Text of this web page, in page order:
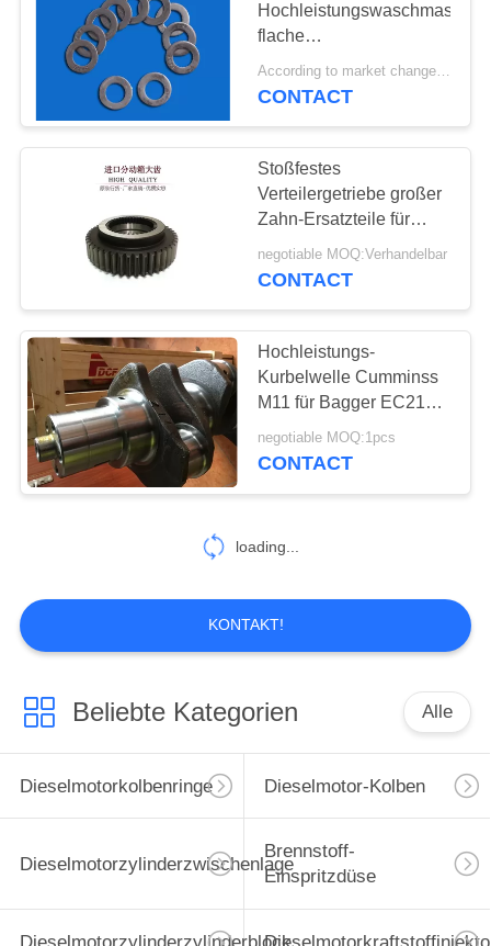
Dieselmotorkurbelwelle
25
Dieselmotor
Turbolader
30
Hydraulikventil-
13
Bagger-Ventil
20
flache
Waschmaschinen-
niedrige Wartung
CONTACT
Stoßfestes
Verteilergetriebe großer
Zahn-Ersatzteile für
Betonpumpe
negotiable MOQ:Verhandelbar
CONTACT
Hochleistungs-
Kurbelwelle Cumminss
M11 für Bagger EC210
6623-111
negotiable MOQ:1pcs
CONTACT
loading...
KONTAKT!
Beliebte Kategorien Alle
Dieselmotorkolbenringe Dieselmotor-Kolben
Dieselmotorzylinderzwischenlage
Brennstoff-
Einspritzdüse